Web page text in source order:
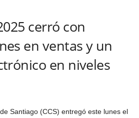
cerró con
en ventas y un
en niveles
Santiago (CCS) entregó este lunes el